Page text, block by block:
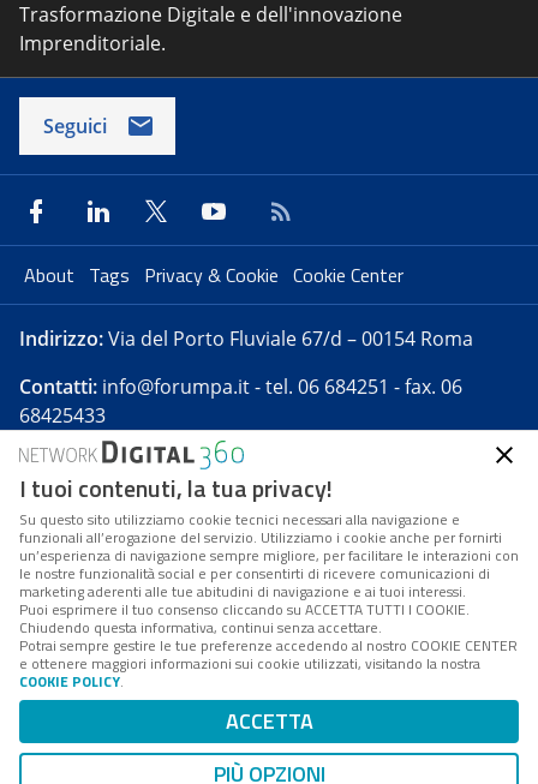
Trasformazione Digitale e dell'innovazione
Imprenditoriale.
Seguici
About Tags Privacy & Cookie Cookie Center
Indirizzo:Via del Porto Fluviale 67/d – 00154 Roma
Contatti: info@forumpa.it- tel. 06 684251 - fax. 06
68425433
Forumpa.itè una pubblicazione telematica iscritta
presso Registro della stampa del Tribunale di Roma -
Reg. n. 182 del 2 maggio 2008 - Direttore resp. Michela
Stentella
FPA s.r.l. è società soggetta a Direzione e
Coordinamento da parte di Digital360 S.p.A. - FPA s.r.l.
è un'azienda certificata per il sistema di management
Codice Fiscale/Partita IVA n. 10693191008 - R.E.A. Roma
n. 1249791. ISP AWS
Mappa del sito
I tuoi contenuti, la tua privacy!
Su questo sito utilizziamo cookie tecnici necessari alla navigazione e
funzionali all’erogazione del servizio. Utilizziamo i cookie anche per fornirti
un’esperienza di navigazione sempre migliore, per facilitare le interazioni con
le nostre funzionalità social e per consentirti di ricevere comunicazioni di
marketing aderenti alle tue abitudini di navigazione e ai tuoi interessi.
Puoi esprimere il tuo consenso cliccando su ACCETTA TUTTI I COOKIE.
Chiudendo questa informativa, continui senza accettare.
Potrai sempre gestire le tue preferenze accedendo al nostro COOKIE CENTER
e ottenere maggiori informazioni sui cookie utilizzati, visitando la nostra
COOKIE POLICY.
ACCETTA
PIÙ OPZIONI